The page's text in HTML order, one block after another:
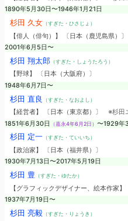
1890年5月30日〜1946年1月21日
杉田 久女（すぎた・ひさじょ）
【俳人（俳句）】 〔日本（鹿児島県）〕
2001年6月5日〜
杉田 翔太郎（すぎた・しょうたろう）
【野球】 〔日本（大阪府）〕
1948年6月7日〜
杉田 直良 （すぎた・なおよし）
【経営者】 〔日本（東京都）〕 ※杉田
1851年6月30日
（嘉永4年6月2日） 〜1929年
杉田 定一（すぎた・ていいち）
【政治家】 〔日本（福井県）〕
1930年7月13日〜2017年5月19日
杉田 豊 （すぎた・ゆたか）
【グラフィックデザイナー、絵本作家】
1937年7月19日〜
杉田 亮毅（すぎた・りょうき）